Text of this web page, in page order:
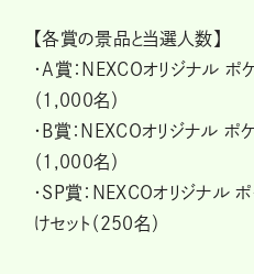
【各賞の景品と当選人数】
・A賞：NEXCOオリジナル
（1,000名）
・B賞：NEXCOオリジナル
（1,000名）
・SP賞：NEXCOオリジナル
けセット（250名）